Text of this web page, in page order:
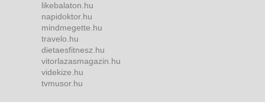
likebalaton.hu
napidoktor.hu
mindmegette.hu
travelo.hu
dietaesfitnesz.hu
vitorlazasmagazin.hu
videkize.hu
tvmusor.hu